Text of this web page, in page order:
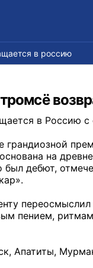
в россию
в Россию
на
был дебют,
пением,
Апатиты,